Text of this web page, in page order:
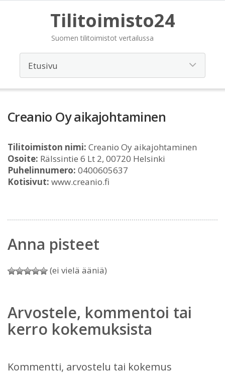
Tilitoimisto24
Suomen tilitoimistot vertailussa
Creanio Oy aikajohtaminen
Tilitoimiston nimi: Creanio Oy aikajohtaminen
Osoite: Rälssintie 6 Lt 2, 00720 Helsinki
Puhelinnumero: 0400605637
Kotisivut: www.creanio.fi
Anna pisteet
(ei vielä ääniä)
Arvostele, kommentoi tai
kerro kokemuksista
Kommentti, arvostelu tai kokemus